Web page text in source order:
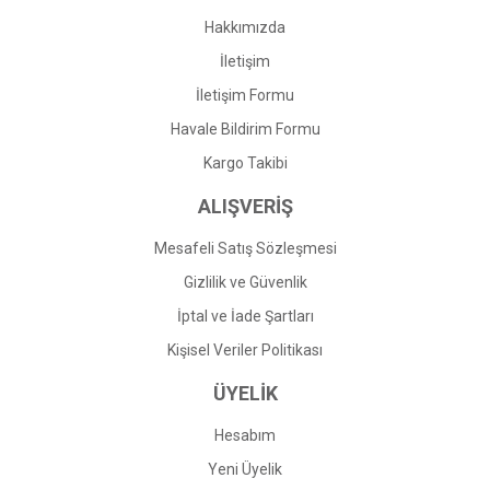
Gönder
Hakkımızda
İletişim
İletişim Formu
Havale Bildirim Formu
Kargo Takibi
ALIŞVERİŞ
Mesafeli Satış Sözleşmesi
Gizlilik ve Güvenlik
İptal ve İade Şartları
Kişisel Veriler Politikası
ÜYELİK
Hesabım
Yeni Üyelik